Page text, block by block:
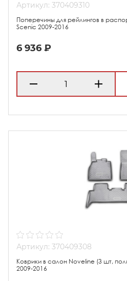
Артикул: 370409310
Поперечины для рейлингов в
Scenic 2009-2016
6 936 ₽
Артикул: 370409308
Коврики в салон Noveline (3 шт,
2009-2016